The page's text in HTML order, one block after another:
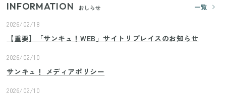
INFORMATION おしらせ
一覧
2026/02/18
【重要】「サンキュ！WEB」サイトリプレイスのお知らせ
2026/02/10
サンキュ！ メディアポリシー
2026/02/10